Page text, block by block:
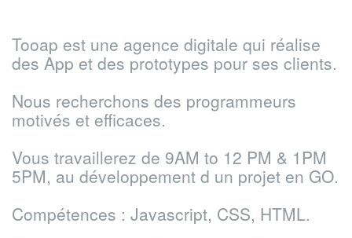
Tooap est une agence digitale qui réalise
des App et des prototypes pour ses clients.
Nous recherchons des programmeurs
motivés et efficaces.
Vous travaillerez de 9AM to 12 PM & 1PM
5PM, au développement d un projet en GO.
Compétences : Javascript, CSS, HTML.